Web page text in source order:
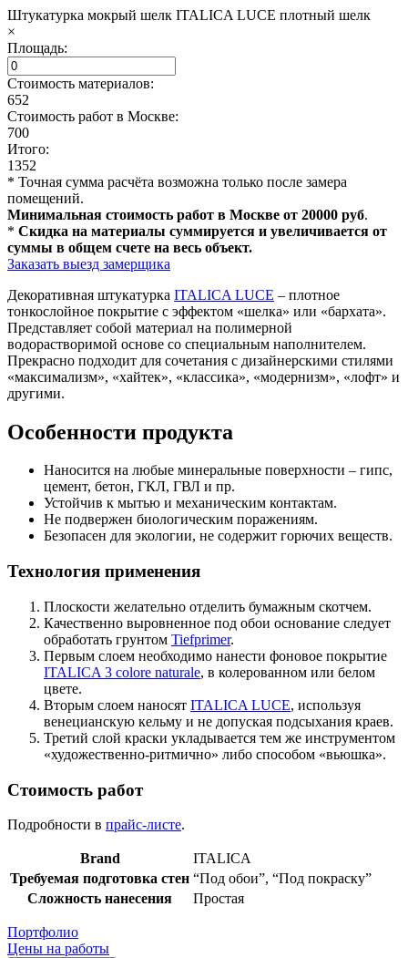
Штукатурка мокрый шелк ITALICA LUCE плотный шелк
×
Площадь:
Стоимость материалов:
652
Стоимость работ в Москве:
700
Итого:
1352
* Точная сумма расчёта возможна только после замера
помещений.
Минимальная стоимость работ в Москве от 20000 руб.
* Скидка на материалы суммируется и увеличивается от
суммы в общем счете на весь объект.
Заказать выезд замерщика
Декоративная штукатурка ITALICA LUCE – плотное
тонкослойное покрытие с эффектом «шелка» или «бархата».
Представляет собой материал на полимерной
водорастворимой основе со специальным наполнителем.
Прекрасно подходит для сочетания с дизайнерскими стилями
«максимализм», «хайтек», «классика», «модернизм», «лофт» и
другими.
Особенности продукта
Наносится на любые минеральные поверхности – гипс,
цемент, бетон, ГКЛ, ГВЛ и пр.
Устойчив к мытью и механическим контактам.
Не подвержен биологическим поражениям.
Безопасен для экологии, не содержит горючих веществ.
Технология применения
Плоскости желательно отделить бумажным скотчем.
Качественно выровненное под обои основание следует
обработать грунтом Tiefprimer.
Первым слоем необходимо нанести фоновое покрытие
ITALICA 3 colore naturale, в колерованном или белом
цвете.
Вторым слоем наносят ITALICA LUCE, используя
венецианскую кельму и не допуская подсыхания краев.
Третий слой краски укладывается тем же инструментом
«художественно-ритмично» либо способом «вьюшка».
Стоимость работ
Подробности в прайс-листе.
Brand
ITALICA
Требуемая подготовка стен “Под обои”, “Под покраску”
Сложность нанесения
Простая
Портфолио
Цены на работы